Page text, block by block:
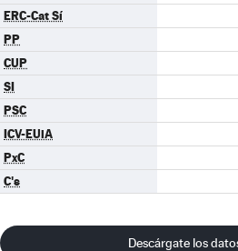
ERC-Cat Sí
PP
CUP
SI
PSC
ICV-EUiA
PxC
C's
Descárgate los